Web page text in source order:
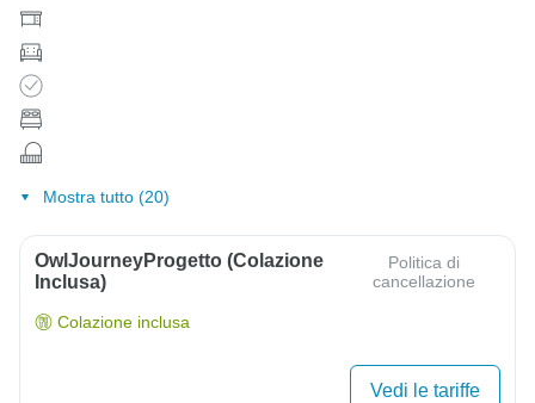
Mostra tutto (20)
OwlJourneyProgetto (colazione
Inclusa)
Politica di
cancellazione
Colazione inclusa
Vedi le tariffe